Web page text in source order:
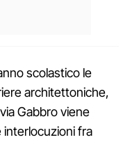
scolastico le
architettoniche,
Gabbro viene
interlocuzioni fra